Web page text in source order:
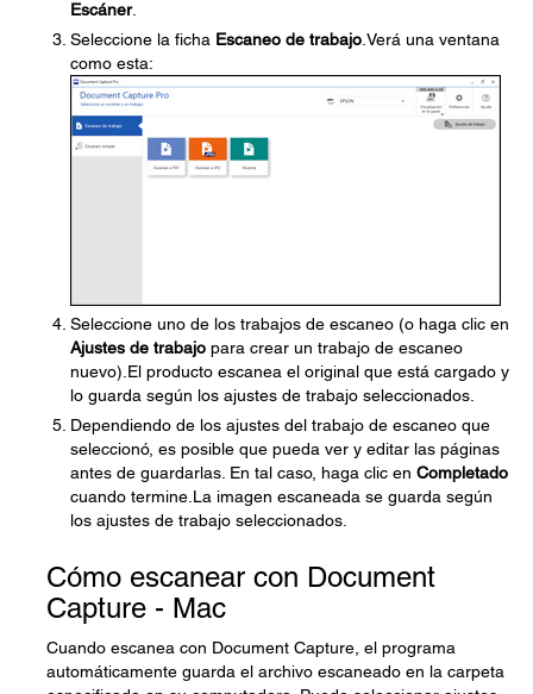
Escáner.
Seleccione la ficha Escaneo de trabajo .Verá una ventana
como esta:
Seleccione uno de los trabajos de escaneo (o haga clic en
Ajustes de trabajo para crear un trabajo de escaneo
nuevo).El producto escanea el original que está cargado y
lo guarda según los ajustes de trabajo seleccionados.
Dependiendo de los ajustes del trabajo de escaneo que
seleccionó, es posible que pueda ver y editar las páginas
antes de guardarlas. En tal caso, haga clic en Completado
cuando termine.La imagen escaneada se guarda según
los ajustes de trabajo seleccionados.
Cómo escanear con Document
Capture - Mac
Cuando escanea con Document Capture, el programa
automáticamente guarda el archivo escaneado en la carpeta